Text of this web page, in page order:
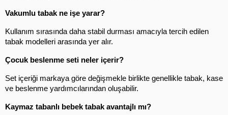
Vakumlu tabak ne işe yarar?
Kullanım sırasında daha stabil durması amacıyla tercih edilen
tabak modelleri arasında yer alır.
Çocuk beslenme seti neler içerir?
Set içeriği markaya göre değişmekle birlikte genellikle tabak, kase
ve beslenme yardımcılarından oluşabilir.
Kaymaz tabanlı bebek tabak avantajlı mı?